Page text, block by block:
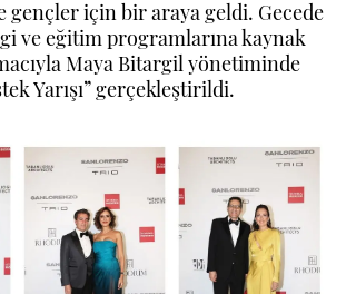
gençler için bir araya geldi. Gecede
ve eğitim programlarına kaynak
Maya Bitargil yönetiminde
Yarışı” gerçekleştirildi.